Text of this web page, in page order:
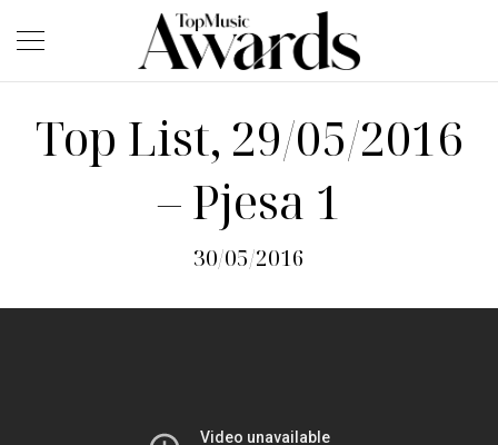
Top List, 29/05/2016
– Pjesa 1
30/05/2016